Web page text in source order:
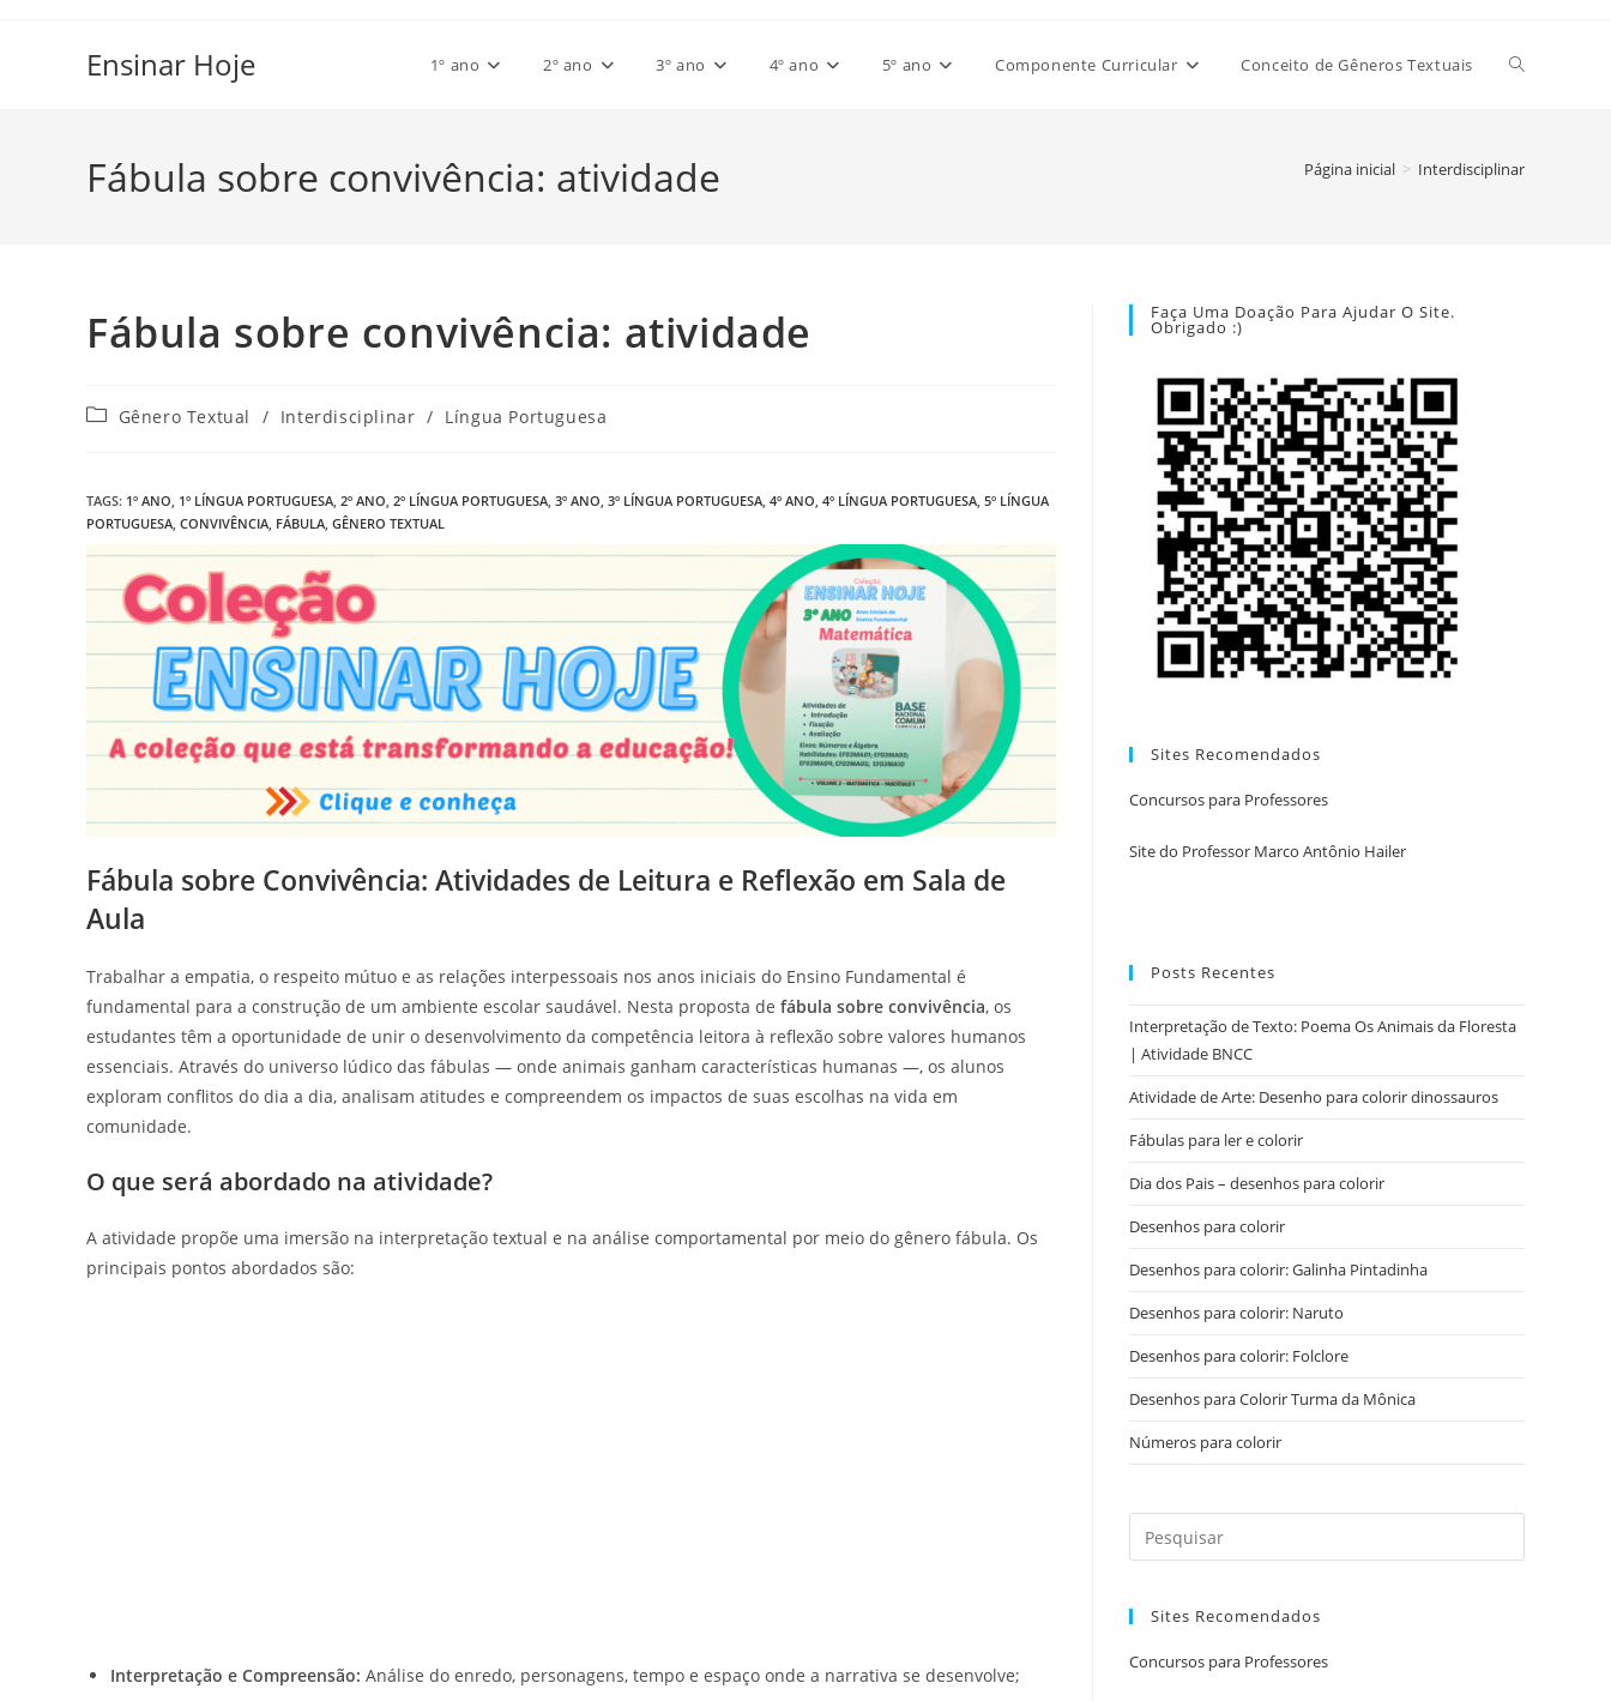
Ensinar Hoje 1º ano 2º ano 3º ano 4º ano 5º ano Componente Curricular Conceito de Gêneros Textuais Alternar
Fábula sobre convivência: atividade Página inicial > Interdisciplinar
Fábula sobre convivência: atividade
Categoria
Gênero Textual / Interdisciplinar / Língua Portuguesa
TAGS: 1º ANO, 1º LÍNGUA PORTUGUESA, 2º ANO, 2º LÍNGUA PORTUGUESA, 3º ANO, 3º LÍNGUA PORTUGUESA, 4º ANO, 4º LÍNGUA PORTUGUESA, 5º LÍNGUA
PORTUGUESA, CONVIVÊNCIA, FÁBULA, GÊNERO TEXTUAL
Fábula sobre Convivência: Atividades de Leitura e Reflexão em Sala de
Aula
Trabalhar a empatia, o respeito mútuo e as relações interpessoais nos anos iniciais do Ensino Fundamental é
fundamental para a construção de um ambiente escolar saudável. Nesta proposta de fábula sobre convivência, os
estudantes têm a oportunidade de unir o desenvolvimento da competência leitora à reflexão sobre valores humanos
essenciais. Através do universo lúdico das fábulas — onde animais ganham características humanas —, os alunos
exploram conflitos do dia a dia, analisam atitudes e compreendem os impactos de suas escolhas na vida em
comunidade.
O que será abordado na atividade?
A atividade propõe uma imersão na interpretação textual e na análise comportamental por meio do gênero fábula. Os
principais pontos abordados são:
Interpretação e Compreensão: Análise do enredo, personagens, tempo e espaço onde a narrativa se desenvolve;
Faça Uma Doação Para Ajudar O Site.
Obrigado :)
Sites Recomendados
Concursos para Professores
Site do Professor Marco Antônio Hailer
Posts Recentes
Interpretação de Texto: Poema Os Animais da Floresta
| Atividade BNCC
Atividade de Arte: Desenho para colorir dinossauros
Fábulas para ler e colorir
Dia dos Pais – desenhos para colorir
Desenhos para colorir
Desenhos para colorir: Galinha Pintadinha
Desenhos para colorir: Naruto
Desenhos para colorir: Folclore
Desenhos para Colorir Turma da Mônica
Números para colorir
Sites Recomendados
Concursos para Professores